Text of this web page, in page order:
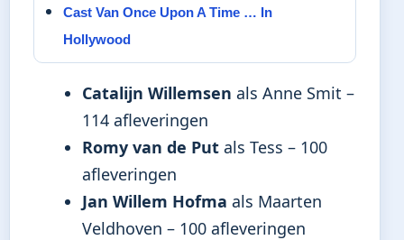
Cast Van Once Upon A Time … In
Hollywood
Catalijn Willemsen als Anne Smit –
114 afleveringen
Romy van de Put als Tess – 100
afleveringen
Jan Willem Hofma als Maarten
Veldhoven – 100 afleveringen